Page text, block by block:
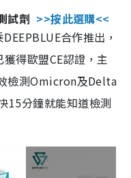
試劑 >>按此選購<<
合作推出，
得歐盟CE認證，主
檢測Omicron及Delta
15分鐘就能知道檢測